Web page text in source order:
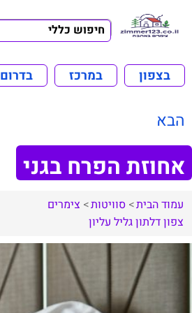
חיפוש כללי
בצפון במרכז בדרום
הבא
אחוזת הפרח בגני
עמוד הבית סוויטות
צימרים
צפוןדלתוןגליל עליון